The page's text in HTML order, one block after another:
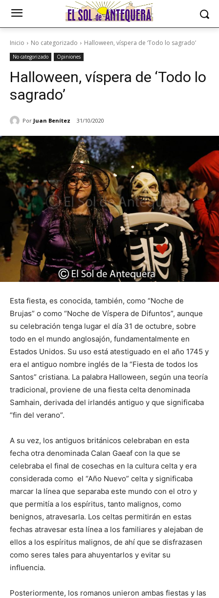
Inicio No categorizado Halloween, víspera de ‘Todo lo sagrado’
No categorizado Opiniones
Halloween, víspera de ‘Todo lo
sagrado’
Por Juan Benítez 31/10/2020
Esta fiesta, es conocida, también, como “Noche de
Brujas” o como “Noche de Víspera de Difuntos”, aunque
su celebración tenga lugar el día 31 de octubre, sobre
todo en el mundo anglosajón, fundamentalmente en
Estados Unidos. Su uso está atestiguado en el año 1745 y
era el antiguo nombre inglés de la “Fiesta de todos los
Santos” cristiana. La palabra Halloween, según una teoría
tradicional, proviene de una fiesta celta denominada
Samhain, derivada del irlandés antiguo y que significaba
“fin del verano”.
A su vez, los antiguos británicos celebraban en esta
fecha otra denominada Calan Gaeaf con la que se
celebraba el final de cosechas en la cultura celta y era
considerada como el “Año Nuevo” celta y significaba
marcar la línea que separaba este mundo con el otro y
que permitía a los espíritus, tanto malignos, como
benignos, atravesarla. Los celtas permitirán en estas
fechas atravesar esta línea a los familiares y alejaban de
ellos a los espíritus malignos, de ahí que se disfrazasen
como seres tales para ahuyentarlos y evitar su
influencia.
Posteriormente, los romanos unieron ambas fiestas y las